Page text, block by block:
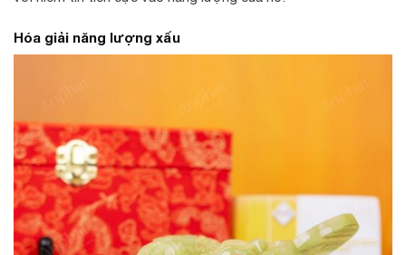
Hóa giải năng lượng xấu